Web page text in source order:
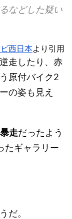
などした疑い
西日本より引用
走したり、赤
原付バイク2
の姿も見え
走だったよう
たギャラリー
だ。